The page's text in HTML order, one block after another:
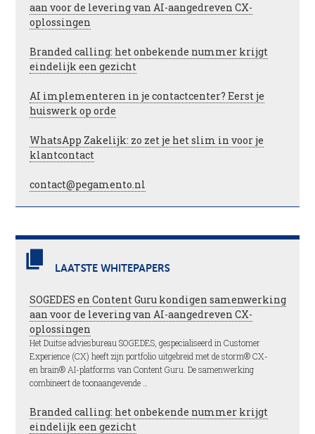
aan voor de levering van AI-aangedreven CX-
oplossingen
Branded calling: het onbekende nummer krijgt
eindelijk een gezicht
AI implementeren in je contactcenter? Eerst je
huiswerk op orde
WhatsApp Zakelijk: zo zet je het slim in voor je
klantcontact
contact@pegamento.nl
LAATSTE WHITEPAPERS
SOGEDES en Content Guru kondigen samenwerking
aan voor de levering van AI-aangedreven CX-
oplossingen
Het Duitse adviesbureau SOGEDES, gespecialiseerd in Customer
Experience (CX) heeft zijn portfolio uitgebreid met de storm® CX-
en brain® AI-platforms van Content Guru. De samenwerking
combineert de toonaangevende …
Branded calling: het onbekende nummer krijgt
eindelijk een gezicht